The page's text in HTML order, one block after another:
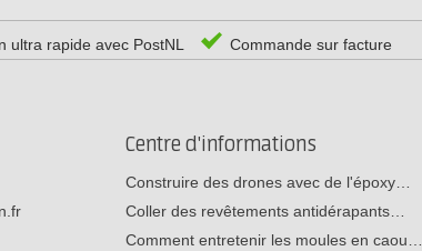
ultra rapide avec PostNL Commande sur facture
Centre d'informations
Construire des drones avec de l'époxy…
Coller des revêtements antidérapants…
Comment entretenir les moules en caou…